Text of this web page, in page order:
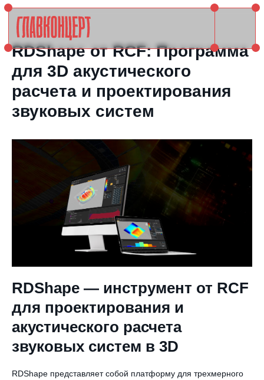
RDShape от RCF: Программа
для 3D акустического
расчета и проектирования
звуковых систем
RDShape — инструмент от RCF
для проектирования и
акустического расчета
звуковых систем в 3D
RDShape представляет собой платформу для трехмерного